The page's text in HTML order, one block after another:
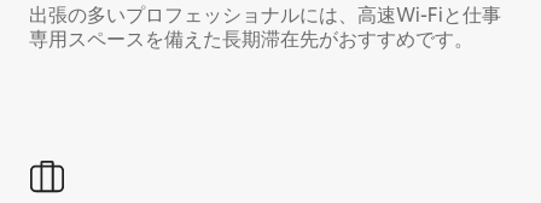
出張の多いプロフェッショナルには、高速Wi-Fiと仕事
専用スペースを備えた長期滞在先がおすすめです。